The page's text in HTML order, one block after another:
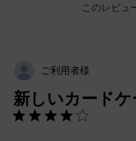
このレビュ
ご利用者様
新しいカード